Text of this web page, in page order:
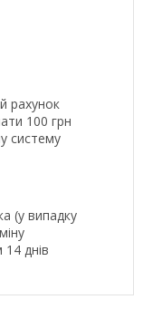
рахунок
100 грн
систему
(у випадку
днів